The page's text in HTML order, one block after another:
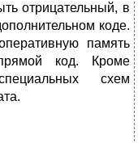
отрицательный, в
коде.
память
код. Кроме
схем